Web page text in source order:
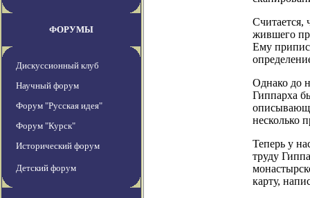
ФОРУМЫ
Дискуссионный клуб
Научный форум
Форум "Русская идея"
Форум "Курск"
Исторический форум
Детский форум
Считается,
жившего
Ему
Однако до
Гиппарха
несколько
Теперь у
труду
карту,